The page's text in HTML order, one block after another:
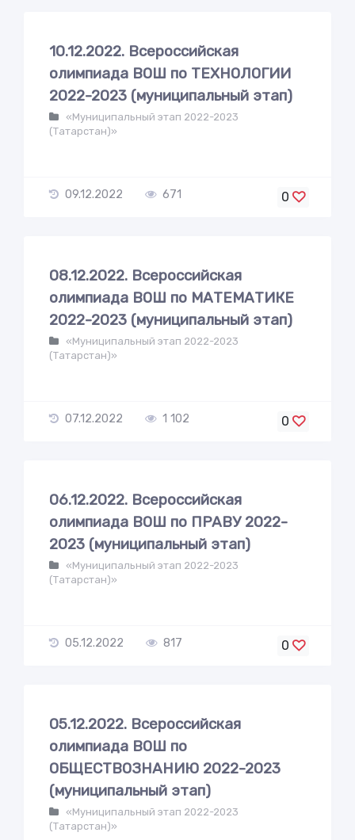
10.12.2022. Всероссийская
олимпиада ВОШ по ТЕХНОЛОГИИ
2022-2023 (муниципальный этап)
«Муниципальный этап 2022-2023
(Татарстан)»
09.12.2022 671 0
08.12.2022. Всероссийская
олимпиада ВОШ по МАТЕМАТИКЕ
2022-2023 (муниципальный этап)
«Муниципальный этап 2022-2023
(Татарстан)»
07.12.2022 1 102 0
06.12.2022. Всероссийская
олимпиада ВОШ по ПРАВУ 2022-
2023 (муниципальный этап)
«Муниципальный этап 2022-2023
(Татарстан)»
05.12.2022 817 0
05.12.2022. Всероссийская
олимпиада ВОШ по
ОБЩЕСТВОЗНАНИЮ 2022-2023
(муниципальный этап)
«Муниципальный этап 2022-2023
(Татарстан)»